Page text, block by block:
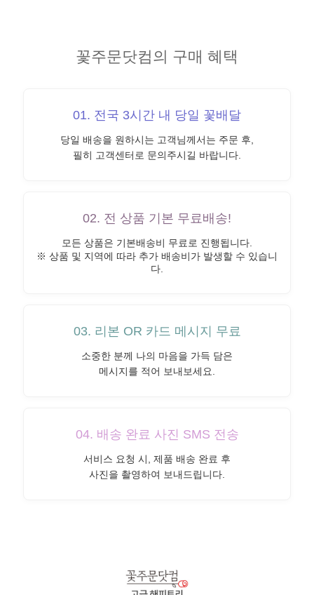
꽃주문닷컴의 구매 혜택
01. 전국 3시간 내 당일 꽃배달
당일 배송을 원하시는 고객님께서는 주문 후,
필히 고객센터로 문의주시길 바랍니다.
02. 전 상품 기본 무료배송!
모든 상품은 기본배송비 무료로 진행됩니다.
※ 상품 및 지역에 따라 추가 배송비가 발생할 수 있습니
다.
03. 리본 OR 카드 메시지 무료
소중한 분께 나의 마음을 가득 담은
메시지를 적어 보내보세요.
04. 배송 완료 사진 SMS 전송
서비스 요청 시, 제품 배송 완료 후
사진을 촬영하여 보내드립니다.